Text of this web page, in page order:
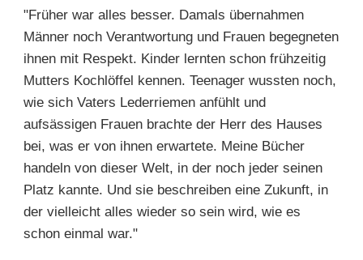
"Früher war alles besser. Damals übernahmen
Männer noch Verantwortung und Frauen begegneten
ihnen mit Respekt. Kinder lernten schon frühzeitig
Mutters Kochlöffel kennen. Teenager wussten noch,
wie sich Vaters Lederriemen anfühlt und
aufsässigen Frauen brachte der Herr des Hauses
bei, was er von ihnen erwartete. Meine Bücher
handeln von dieser Welt, in der noch jeder seinen
Platz kannte. Und sie beschreiben eine Zukunft, in
der vielleicht alles wieder so sein wird, wie es
schon einmal war."